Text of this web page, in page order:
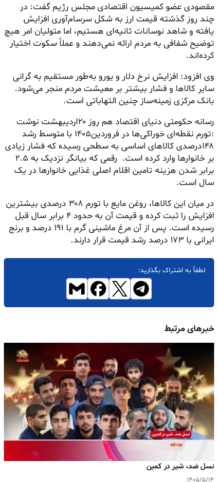
مقصودی عضو کمیسیون اقتصادی مجلس رژیم گفت: در
چند روز گذشته قیمت ارز به شکل سرسام‌آوری افزایش
یافته و شاهد نوسانات ثانیه‌ای هستیم، اما متولیان امر هیچ
توضیح شفافی به مردم ارائه نمی‌دهند و عملاً سکوت اختیار
کرده‌اند.
وی افزود: افزایش نرخ دلار و یورو به‌طور مستقیم به گرانی
سایر کالاها و فشار بیشتر بر معیشت مردم منجر می‌شود.
بانک مرکزی زمینه‌ساز چنین التهاباتی است.
رسانه حکومتی دنیای اقتصاد هم روز ۲۰اردیبهشت نوشت
:تورم نقطه‌ای خوراکی‌ها در فروردین۱۴۰۵ با متوسط رشد
۱۴۸درصدی کالاهای اساسی به سطحی رسیده که فشار زیادی
بر خانوارها وارد کرده است. رقمی که بیانگر نزدیک به ۲.۵
برابر شدن هزینه تامین اقلام اصلی غذایی خانوارها در یک
سال است.
در میان این کالاها، روغن مایع با تورم ۳۰۸ درصدی بیشترین
افزایش را ثبت کرده و قیمت آن به حدود ۴ برابر سال قبل
رسیده است. پس از آن مرغ ماشینی گرم با ۱۹۱ درصد و برنج
ایرانی با ۱۷۳ درصد رشد قیمت قرار دارند.
لطفاً به اشتراک بگذارید:
خبرهای مرتبط
نسل ضد، شیر در کمین
۱۴۰۵/۵/۱۴